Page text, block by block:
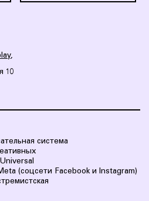
,
10
система
(соцсети Facebook и Instagram)